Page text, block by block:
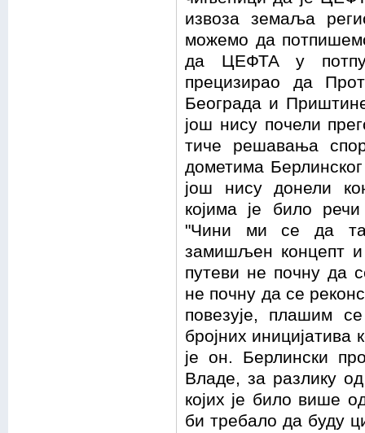
извоза земаља
можемо да
да ЦЕФТА у
прецизирао да
Београда и
још нису почели
тиче решавања
дометима
још нису донели
којима је било
"Чини ми се да
замишљен концепт
путеви не почну да
не почну да се
повезује, плашим
бројних иницијатива
је он. Берлински
Владе, за разлику
којих је било више
би требало да буду